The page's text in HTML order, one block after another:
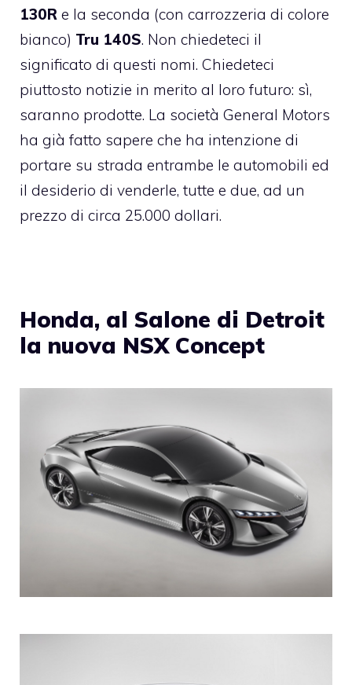
130R e la seconda (con carrozzeria di colore
bianco) Tru 140S. Non chiedeteci il
significato di questi nomi. Chiedeteci
piuttosto notizie in merito al loro futuro: sì,
saranno prodotte. La società General Motors
ha già fatto sapere che ha intenzione di
portare su strada entrambe le automobili ed
il desiderio di venderle, tutte e due, ad un
prezzo di circa 25.000 dollari.
Honda, al Salone di Detroit
la nuova NSX Concept